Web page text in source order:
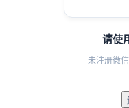
请使
未注册微